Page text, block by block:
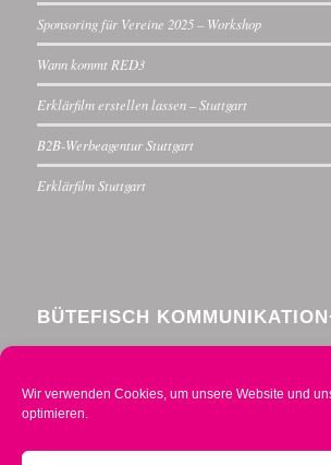
Wir verwenden Cookies, um unsere Website und
optimieren.
Sponsoring für Vereine 2025 – Workshop
Wann kommt RED3
Erklärfilm erstellen lassen – Stuttgart
B2B-Werbeagentur Stuttgart
Erklärfilm Stuttgart
BÜTEFISCH
Menzelstraße 30
Telefon 0711 234376-0
info@buetefisch.de